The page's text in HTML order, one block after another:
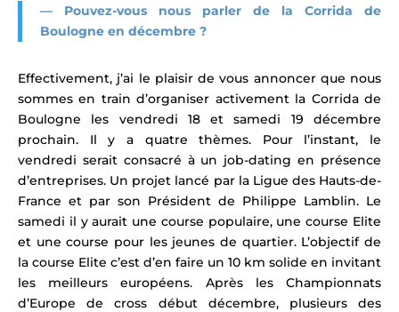
— Pouvez-vous nous parler de la Corrida de
Boulogne en décembre ?
Effectivement, j’ai le plaisir de vous annoncer que nous
sommes en train d’organiser activement la Corrida de
Boulogne les vendredi 18 et samedi 19 décembre
prochain. Il y a quatre thèmes. Pour l’instant, le
vendredi serait consacré à un job-dating en présence
d’entreprises. Un projet lancé par la Ligue des Hauts-de-
France et par son Président de Philippe Lamblin. Le
samedi il y aurait une course populaire, une course Elite
et une course pour les jeunes de quartier. L’objectif de
la course Elite c’est d’en faire un 10 km solide en invitant
les meilleurs européens. Après les Championnats
d’Europe de cross début décembre, plusieurs des